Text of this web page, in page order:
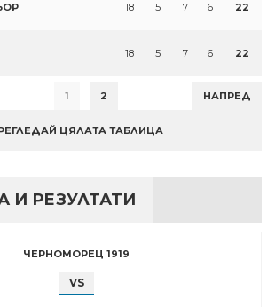
18 5 7 6 22
18 5 7 6 22
1 2 НАПРЕД
ЦЯЛАТА ТАБЛИЦА
И РЕЗУЛТАТИ
ЧЕРНОМОРЕЦ 1919
VS